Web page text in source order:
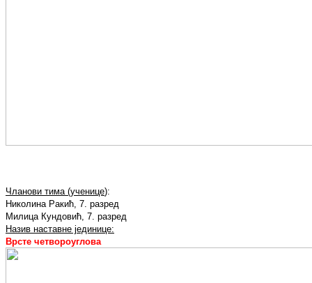
Чланови тима (ученице):
Николина Ракић, 7. разред
Милица Кундовић, 7. разред
Назив наставне јединице:
Врсте четвороуглова